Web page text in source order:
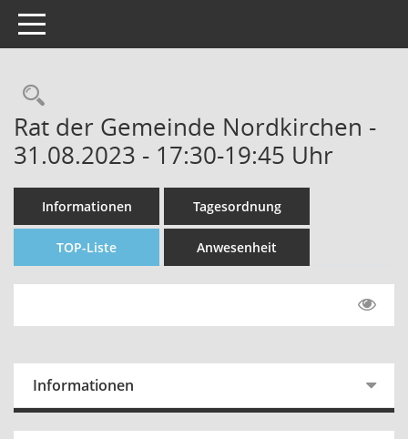
Toggle navigation
Rechercheauswahl
Rat der Gemeinde Nordkirchen -
31.08.2023 - 17:30-19:45 Uhr
Informationen Tagesordnung
TOP-Liste Anwesenheit
Informationen